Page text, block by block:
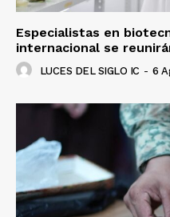
Especialistas en
internacional se
LUCES DEL SIGLO IC - 6